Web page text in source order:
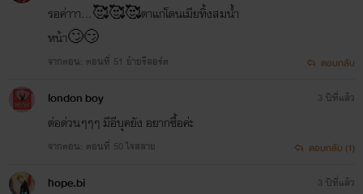
รอค่าาา...🥰🥰🥰ตาแก่โดนเมียทิ้งสมน้ำ
หน้า🙄😏
จากตอน: ตอนที่ 51 ย้ายรีสอร์ต ตอบกลับ
london boy
ต่อด่วนๆๆๆ มีอีบุคยัง อยากซื้อค่ะ
จากตอน: ตอนที่ 50 ใจสลาย
3 ปีที่แล้ว
ตอบกลับ (1)
hope.bi 3 ปีที่แล้ว